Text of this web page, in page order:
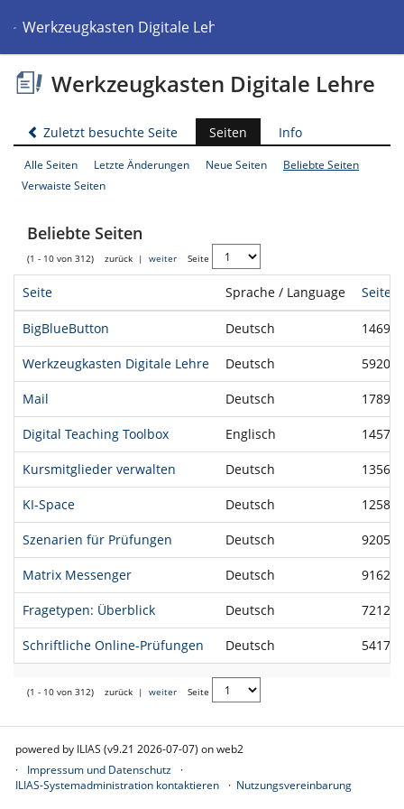
Werkzeugkasten Digitale Lehre
Werkzeugkasten Digitale Lehre
Zuletzt besuchte Seite Seiten Info
Alle Seiten Letzte Änderungen Neue Seiten
Beliebte Seiten
Verwaiste Seiten
Beliebte Seiten
(1 - 10 von 312) zurück | weiter Seite
Seite Sprache / Language
BigBlueButton Deutsch
Werkzeugkasten Digitale Lehre Deutsch 592031
Mail Deutsch 178952
Digital Teaching Toolbox Englisch 145766
Kursmitglieder verwalten Deutsch 135624
KI-Space Deutsch 125899
Szenarien für Prüfungen Deutsch 92058
Matrix Messenger Deutsch 91624
Fragetypen: Überblick Deutsch 72121
Schriftliche Online-Prüfungen Deutsch 54172
(1 - 10 von 312) zurück | weiter Seite
powered by ILIAS (v9.21 2026-07-07) on web2
Impressum und Datenschutz
ILIAS-Systemadministration kontaktieren
Nutzungsvereinbarung